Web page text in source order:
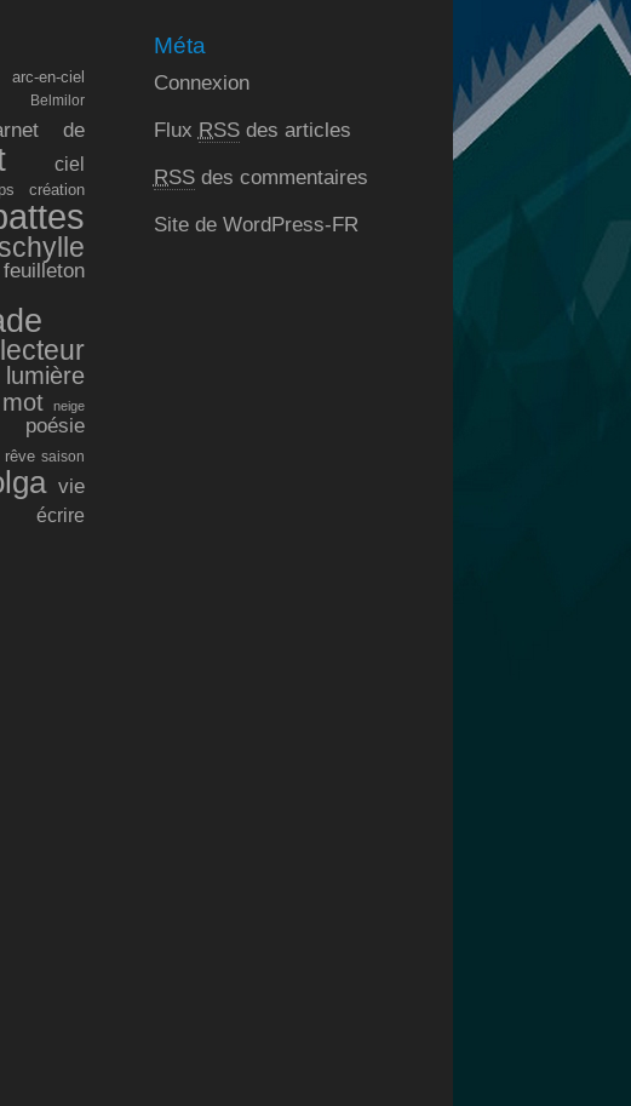
arc-en-ciel
Belmilor
de
ciel
création
feuilleton
lecteur
lumière
mot neige
poésie
rêve saison
vie
écrire
Méta
Connexion
Flux RSSdes articles
RSSdes commentaires
Site de WordPress-FR